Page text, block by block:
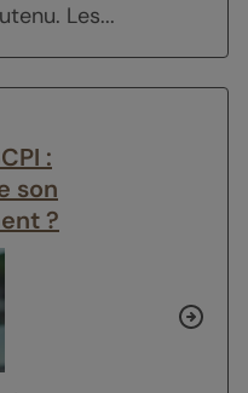
Les...
:
son
?